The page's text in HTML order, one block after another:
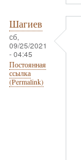
Шагиев
сб,
09/25/2021
- 04:45
Постоянная
ссылка
(Permalink)